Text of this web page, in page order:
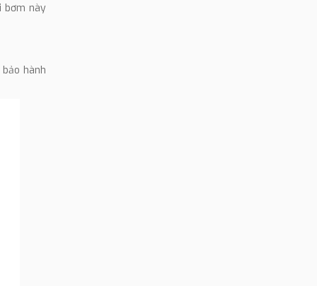
bơm này
hành